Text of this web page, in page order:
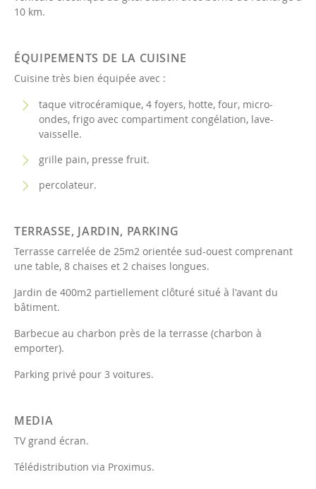
10 km.
ÉQUIPEMENTS DE LA CUISINE
Cuisine très bien équipée avec :
taque vitrocéramique, 4 foyers, hotte, four, micro-
ondes, frigo avec compartiment congélation, lave-
vaisselle.
grille pain, presse fruit.
percolateur.
TERRASSE, JARDIN, PARKING
Terrasse carrelée de 25m2 orientée sud-ouest comprenant
une table, 8 chaises et 2 chaises longues.
Jardin de 400m2 partiellement clôturé situé à l'avant du
bâtiment.
Barbecue au charbon près de la terrasse (charbon à
emporter).
Parking privé pour 3 voitures.
MEDIA
TV grand écran.
Télédistribution via Proximus.